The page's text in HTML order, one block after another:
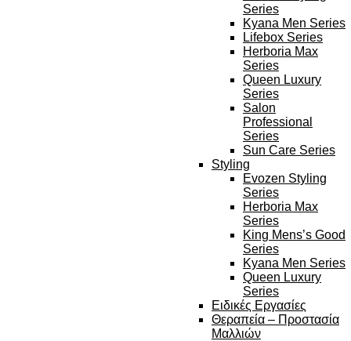
Series
Kyana Men Series
Lifebox Series
Herboria Max
Series
Queen Luxury
Series
Salon
Professional
Series
Sun Care Series
Styling
Evozen Styling
Series
Herboria Max
Series
King Mens’s Good
Series
Kyana Men Series
Queen Luxury
Series
Ειδικές Εργασίες
Θεραπεία – Προστασία
Μαλλιών